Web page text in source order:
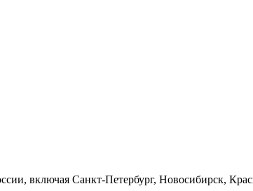
включая Санкт-Петербург, Новосибирск,